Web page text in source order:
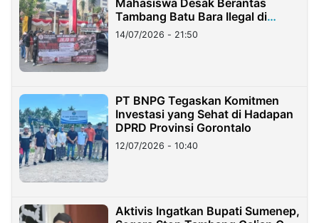
Mahasiswa Desak Berantas
Tambang Batu Bara Ilegal di
Lampung
14/07/2026 - 21:50
PT BNPG Tegaskan Komitmen
Investasi yang Sehat di Hadapan
DPRD Provinsi Gorontalo
12/07/2026 - 10:40
Aktivis Ingatkan Bupati Sumenep,